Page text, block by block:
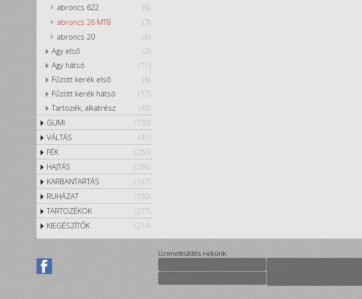
(6)
abroncs 622
(7)
abroncs 26 MTB
(6)
abroncs 20
(2)
Agy első
(11)
Agy hátsó
(6)
Fűzött kerék első
(17)
Fűzött kerék hátsó
(49)
Tartozék, alkatrész
(150)
GUMI
(41)
VÁLTÁS
(260)
FÉK
(256)
HAJTÁS
(167)
KARBANTARTÁS
(350)
RUHÁZAT
(277)
TARTOZÉKOK
(214)
KIEGÉSZÍTŐK
Üzenetküldés nekünk: